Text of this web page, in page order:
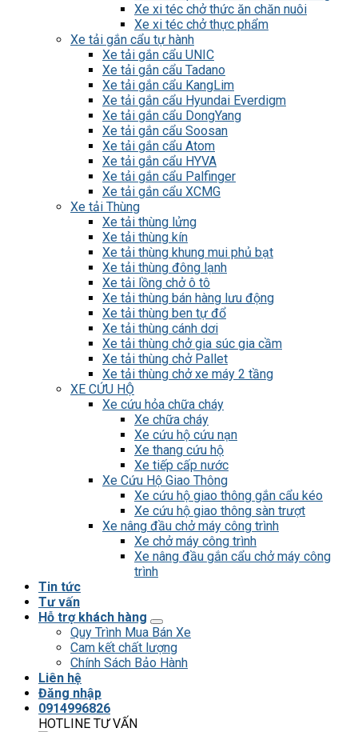
Xe xi téc chở thức ăn chăn nuôi
Xe xi téc chở thực phẩm
Xe tải gắn cẩu tự hành
Xe tải gắn cẩu UNIC
Xe tải gắn cẩu Tadano
Xe tải gắn cẩu KangLim
Xe tải gắn cẩu Hyundai Everdigm
Xe tải gắn cẩu DongYang
Xe tải gắn cẩu Soosan
Xe tải gắn cẩu Atom
Xe tải gắn cẩu HYVA
Xe tải gắn cẩu Palfinger
Xe tải gắn cẩu XCMG
Xe tải Thùng
Xe tải thùng lửng
Xe tải thùng kín
Xe tải thùng khung mui phủ bạt
Xe tải thùng đông lạnh
Xe tải lồng chở ô tô
Xe tải thùng bán hàng lưu động
Xe tải thùng ben tự đổ
Xe tải thùng cánh dơi
Xe tải thùng chở gia súc gia cầm
Xe tải thùng chở Pallet
Xe tải thùng chở xe máy 2 tầng
XE CỨU HỘ
Xe cứu hỏa chữa cháy
Xe chữa cháy
Xe cứu hộ cứu nạn
Xe thang cứu hộ
Xe tiếp cấp nước
Xe Cứu Hộ Giao Thông
Xe cứu hộ giao thông gắn cẩu kéo
Xe cứu hộ giao thông sàn trượt
Xe nâng đầu chở máy công trình
Xe chở máy công trình
Xe nâng đầu gắn cẩu chở máy công
trình
Tin tức
Tư vấn
Hỗ trợ khách hàng
Quy Trình Mua Bán Xe
Cam kết chất lượng
Chính Sách Bảo Hành
Liên hệ
Đăng nhập
0914996826
HOTLINE TƯ VẤN